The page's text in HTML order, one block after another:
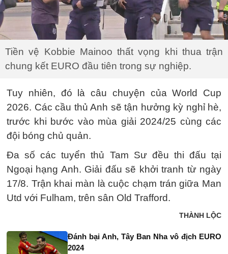
Tiền vệ Kobbie Mainoo thất vọng khi thua trận
chung kết EURO đầu tiên trong sự nghiệp.
Tuy nhiên, đó là câu chuyện của World Cup
2026. Các cầu thủ Anh sẽ tận hưởng kỳ nghỉ hè,
trước khi bước vào mùa giải 2024/25 cùng các
đội bóng chủ quản.
Đa số các tuyển thủ Tam Sư đều thi đấu tại
Ngoại hạng Anh. Giải đấu sẽ khởi tranh từ ngày
17/8. Trận khai màn là cuộc chạm trán giữa Man
Utd với Fulham, trên sân Old Trafford.
THÀNH LỘC
Đánh bại Anh, Tây Ban Nha vô địch EURO
2024